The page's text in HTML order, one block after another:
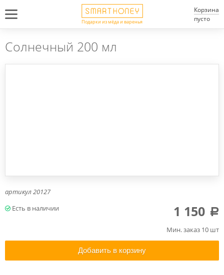
Подарки из мёда и варенья
Корзина
пусто
Солнечный 200 мл
артикул20127
Мин. заказ 10 шт
1 150 a
Добавить в корзину